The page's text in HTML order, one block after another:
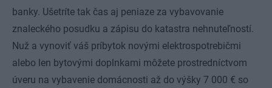
banky. Ušetríte tak čas aj peniaze za vybavovanie
znaleckého posudku a zápisu do katastra nehnuteľností.
Nuž a vynoviť váš príbytok novými elektrospotrebičmi
alebo len bytovými doplnkami môžete prostredníctvom
úveru na vybavenie domácnosti až do výšky 7 000 € so